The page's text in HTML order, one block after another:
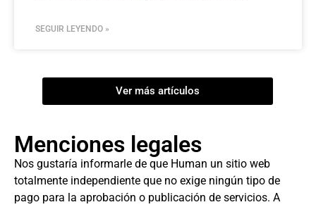
SEGUIR LEYENDO »
Ver más artículos
Menciones legales
Nos gustaría informarle de que Human un sitio web
totalmente independiente que no exige ningún tipo de
pago para la aprobación o publicación de servicios. A